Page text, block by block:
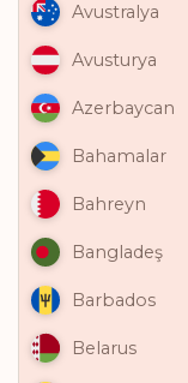
Avustralya
Avusturya
Azerbaycan
Bahamalar
Bahreyn
Bangladeş
Barbados
Belarus